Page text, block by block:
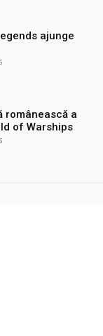
ajunge
românească a
of Warships